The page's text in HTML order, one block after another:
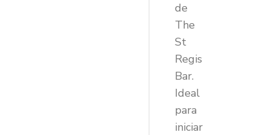
de
The
St
Regis
Bar.
Ideal
para
iniciar